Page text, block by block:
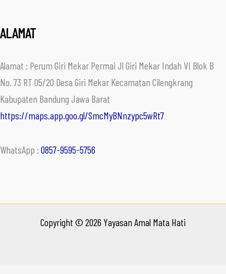
ALAMAT
Alamat : Perum Giri Mekar Permai Jl Giri Mekar Indah VI Blok B
No. 73 RT 05/20 Desa Giri Mekar Kecamatan Cilengkrang
Kabupaten Bandung Jawa Barat
https://maps.app.goo.gl/SmcMyBNnzypc5wRt7
WhatsApp : 0857-9595-5756
Copyright © 2026 Yayasan Amal Mata Hati